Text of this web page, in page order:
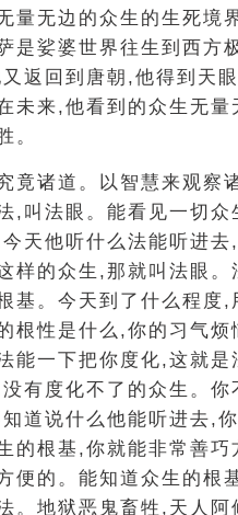
量无边的众生的生死境
是娑婆世界往生到西方
返回到唐朝,他得到天
未来,他看到的众生无量
。
竟诸道。以智慧来观察
,叫法眼。能看见一切众
天他听什么法能听进去
样的众生,那就叫法眼。
基。今天到了什么程度,
根性是什么,你的习气烦
能一下把你度化,这就是
有度化不了的众生。你
道说什么他能听进去,
的根基,你就能非常善巧
便的。能知道众生的根
。地狱恶鬼畜牲,天人阿